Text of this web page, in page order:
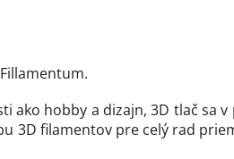
hobby a dizajn, 3D tlač sa
3D filamentov pre celý rad